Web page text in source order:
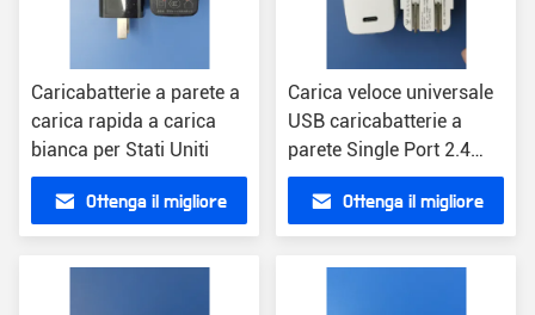
Caricabatterie a parete a
carica rapida a carica
bianca per Stati Uniti
Ottenga il migliore
Carica veloce universale
USB caricabatterie a
parete Single Port 2.4
Unce US Plug con
protezione da
sovraccarico
Ottenga il migliore